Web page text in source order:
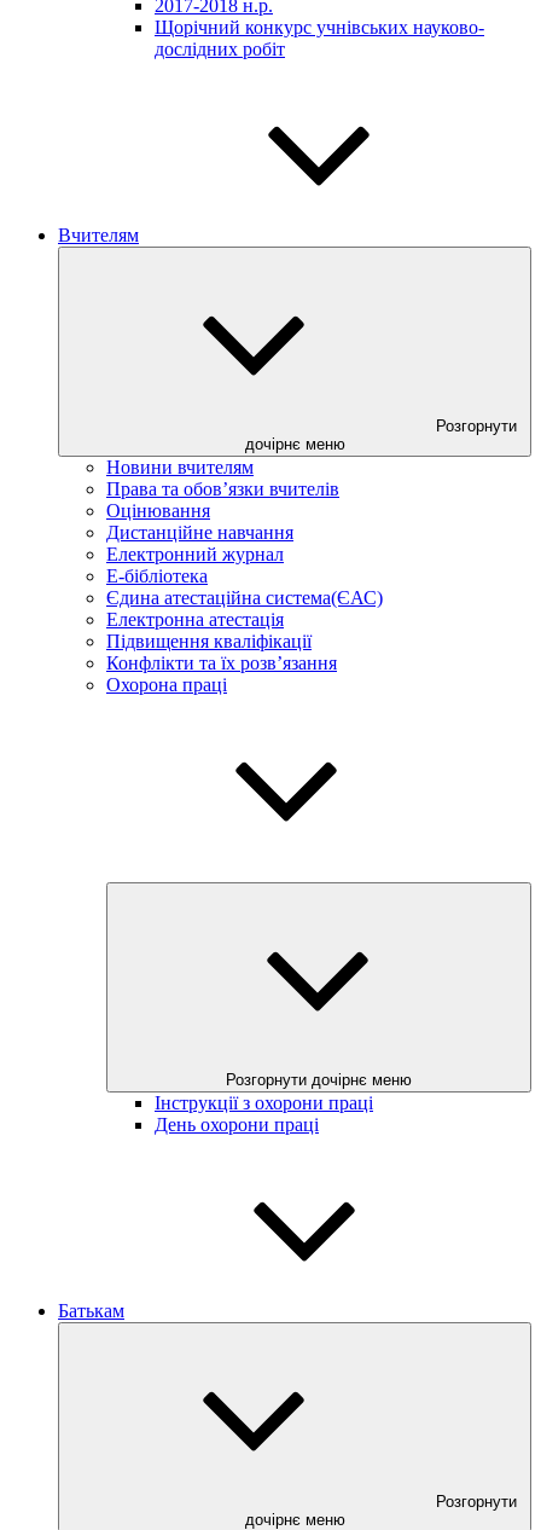
2017-2018 н.р.
Щорічний конкурс учнівських науково-
дослідних робіт
Вчителям
Розгорнути
дочірнє меню
Новини вчителям
Права та обов’язки вчителів
Оцінювання
Дистанційне навчання
Електронний журнал
E-бібліотека
Єдина атестаційна система(ЄАС)
Електронна атестація
Підвищення кваліфікації
Конфлікти та їх розв’язання
Охорона праці
Розгорнути дочірнє меню
Інструкції з охорони праці
День охорони праці
Батькам
Розгорнути
дочірнє меню